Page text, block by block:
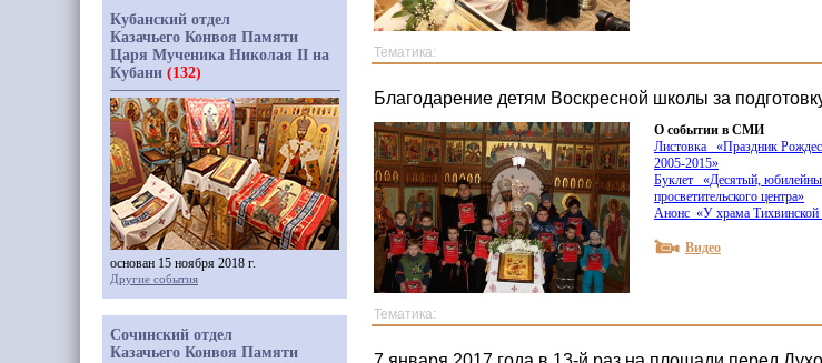
Тематика:
Благодарение детям Воскресной школы за
О событии в СМИ
Листовка
«Праздник
2005-2015»
Буклет
«Десятый,
просветительского центра»
Анонс «У храма
Видео
Тематика:
Кубанский отдел
Казачьего Конвоя Памяти
Царя Мученика Николая II на
Кубани (132)
основан 15 ноября 2018 г.
Другие события
Сочинский отдел
Казачьего Конвоя Памяти